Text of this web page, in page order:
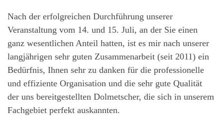
Nach der erfolgreichen Durchführung unserer
Veranstaltung vom 14. und 15. Juli, an der Sie einen
ganz wesentlichen Anteil hatten, ist es mir nach unserer
langjährigen sehr guten Zusammenarbeit (seit 2011) ein
Bedürfnis, Ihnen sehr zu danken für die professionelle
und effiziente Organisation und die sehr gute Qualität
der uns bereitgestellten Dolmetscher, die sich in unserem
Fachgebiet perfekt auskannten.